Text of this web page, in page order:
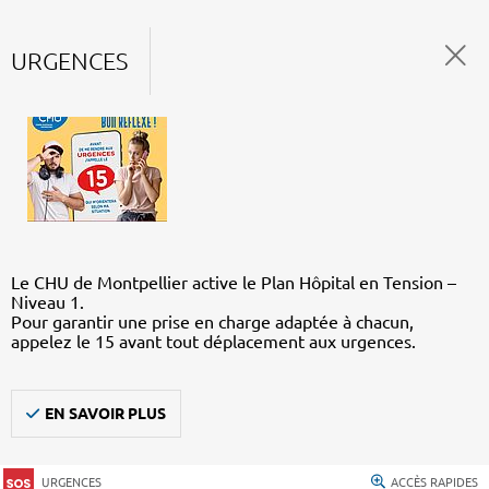
URGENCES
Le CHU de Montpellier active le Plan Hôpital en Tension –
Niveau 1.
Pour garantir une prise en charge adaptée à chacun,
appelez le 15 avant tout déplacement aux urgences.
EN SAVOIR PLUS
URGENCES ACCÈS RAPIDES